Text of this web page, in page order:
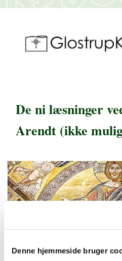
Denne hjemmeside bruger
De ni læsninger
Arendt (ikke